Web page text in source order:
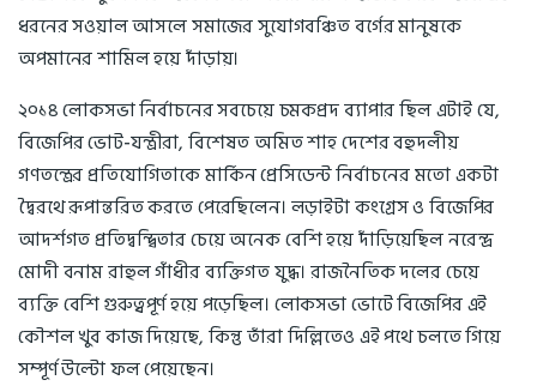
ধরনের সওয়াল আসলে সমাজের সুযোগবঞ্চিত বর্গের মানুষকে
অপমানের শামিল হয়ে দাঁড়ায়।
২০১৪ লোকসভা নির্বাচনের সবচেয়ে চমকপ্রদ ব্যাপার ছিল এটাই যে,
বিজেপির ভোট-যন্ত্রীরা, বিশেষত অমিত শাহ দেশের বহুদলীয়
গণতন্ত্রের প্রতিযোগিতাকে মার্কিন প্রেসিডেন্ট নির্বাচনের মতো একটা
দ্বৈরথে রূপান্তরিত করতে পেরেছিলেন। লড়াইটা কংগ্রেস ও বিজেপির
আদর্শগত প্রতিদ্বন্দ্বিতার চেয়ে অনেক বেশি হয়ে দাঁড়িয়েছিল নরেন্দ্র
মোদী বনাম রাহুল গাঁধীর ব্যক্তিগত যুদ্ধ। রাজনৈতিক দলের চেয়ে
ব্যক্তি বেশি গুরুত্বপূর্ণ হয়ে পড়েছিল। লোকসভা ভোটে বিজেপির এই
কৌশল খুব কাজ দিয়েছে, কিন্তু তাঁরা দিল্লিতেও এই পথে চলতে গিয়ে
সম্পূর্ণ উল্টো ফল পেয়েছেন।